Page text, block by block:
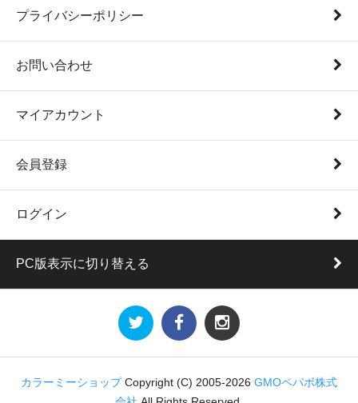
プライバシーポリシー
お問い合わせ
マイアカウント
会員登録
ログイン
PC版表示に切り替える
カラーミーショップ Copyright (C) 2005-2026 GMOペパボ株式